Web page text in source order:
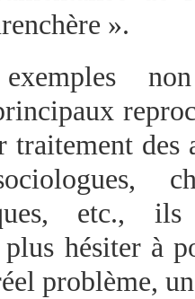
».
traitement des
etc.,
hésiter à
problème,